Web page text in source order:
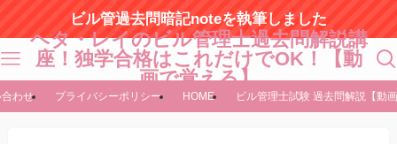
ビル管過去問暗記noteを執筆しました
ヘタ・レイのビル管理士過去問解説講
座！独学合格はこれだけでOK！【動
画で覚える】
わせ プライバシーポリシー HOME ビル管理士試験 過去問解説【動